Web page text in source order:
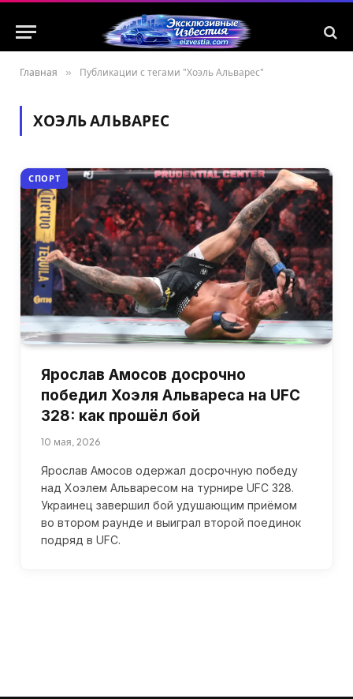
Главная » Публикации с тегами "Хоэль Альварес"
ХОЭЛЬ АЛЬВАРЕС
СПОРТ
Ярослав Амосов досрочно
победил Хоэля Альвареса на UFC
328: как прошёл бой
10 мая, 2026
Ярослав Амосов одержал досрочную победу
над Хоэлем Альваресом на турнире UFC 328.
Украинец завершил бой удушающим приёмом
во втором раунде и выиграл второй поединок
подряд в UFC.